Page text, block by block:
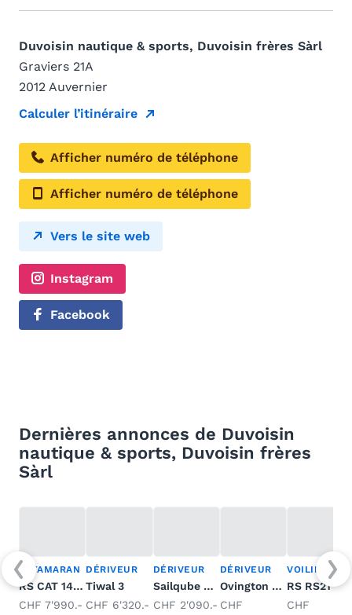
Duvoisin nautique & sports, Duvoisin frères Sàrl
Graviers 21A
2012 Auvernier
Calculer l’itinéraire
Afficher numéro de téléphone
Afficher numéro de téléphone
Vers le site web
Instagram
Facebook
Dernières annonces de Duvoisin
nautique & sports, Duvoisin frères
Sàrl
CATAMARAN
RS CAT 14XL
CHF 7'990.-
DÉRIVEUR
Tiwal 3
CHF 6'320.-
DÉRIVEUR
Sailqube Optimist école
CHF 2'090.-
DÉRIVEUR
Ovington 29er
CHF
RS RS21 One Design
CHF